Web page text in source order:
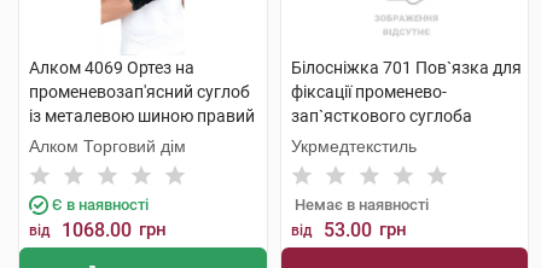
Алком 4069 Ортез на
променевозап'ясний суглоб
із металевою шиною правий
універсальний 1 шт
Алком Торговий дім
Є в наявності
від 1068.00 грн
Білосніжка 701 Пов`язка для
фіксації променево-
зап`ясткового суглоба
розмір 1 (15-16 см) 1 шт
Укрмедтекстиль
Немає в наявності
від 53.00 грн